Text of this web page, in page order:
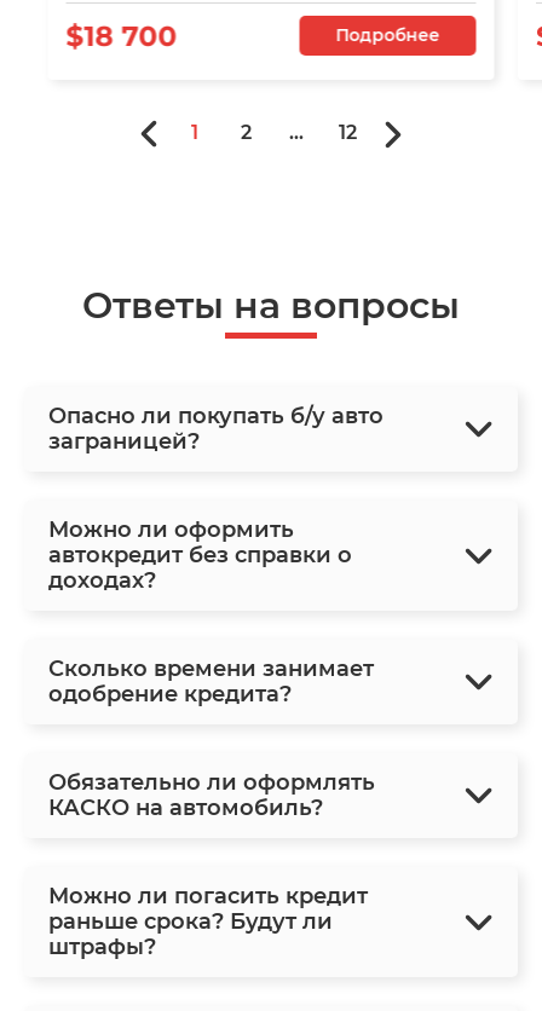
$18 700 Подробнее
1 2 ... 12
Ответы на вопросы
Опасно ли покупать б/у авто
заграницей?
Можно ли оформить
автокредит без справки о
доходах?
Сколько времени занимает
одобрение кредита?
Обязательно ли оформлять
КАСКО на автомобиль?
Можно ли погасить кредит
раньше срока? Будут ли
штрафы?